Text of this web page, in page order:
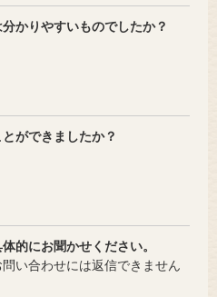
かりやすいものでしたか？
ができましたか？
的にお聞かせください。
い合わせには返信できません